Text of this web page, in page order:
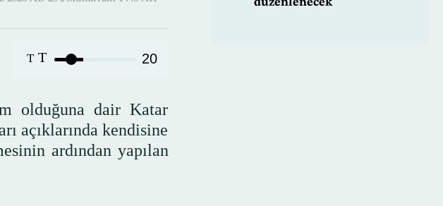
T T 20
olduğuna dair Katar
açıklarında kendisine
ardından yapılan
düzenlenecek